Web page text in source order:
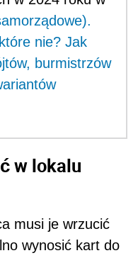
nie? Jak
burmistrzów
w lokalu
musi je wrzucić
wynosić kart do